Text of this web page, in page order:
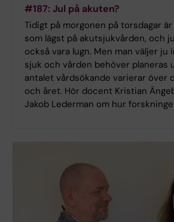
#187: Jul på akuten?
Tidigt på morgonen på torsdagar
som lägst på akutsjukvården, och
också vara lugn. Men man väljer ju
sjuk och vården behöver planeras
antalet vårdsökande varierar över
och året. Hör docent Kristian
Jakob Lederman om hur